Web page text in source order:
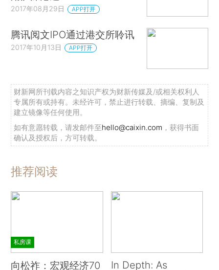
2017年08月29日 APP打开
腾讯阅文IPO通过港交所聆讯
2017年10月13日 APP打开
财新网所刊载内容之知识产权为财新传媒及/或相关权利人
专属所有或持有。未经许可，禁止进行转载、摘编、复制及
建立镜像等任何使用。
如有意愿转载，请发邮件至hello@caixin.com ，获得书面
确认及授权后，方可转载。
推荐阅读
私房课
向松祚：宏观经济70
In Depth: As